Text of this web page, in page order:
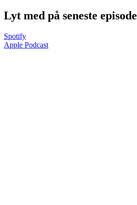
Lyt med på seneste episode
Spotify
Apple Podcast